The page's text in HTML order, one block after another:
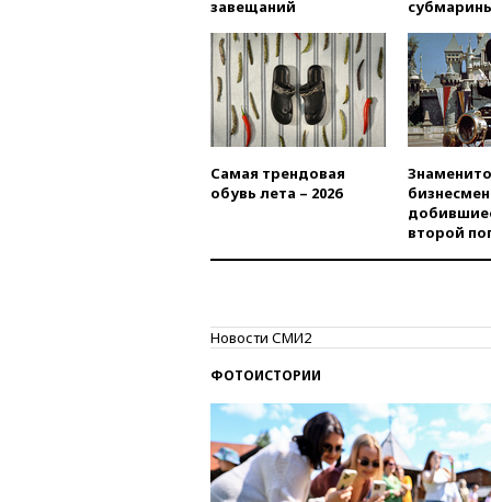
завещаний
Самая трендовая
обувь лета – 2026
второй
Новости СМИ2
ФОТОИСТОРИИ